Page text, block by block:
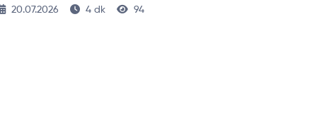
20.07.2026 4 dk 94